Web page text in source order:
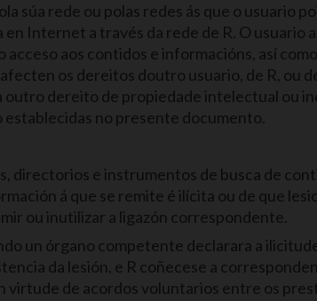
súa rede ou polas redes ás que o usuario
Internet a través da rede de R. O usuario
aos contidos e informacións, así
os dereitos doutro usuario, de R, ou
dereito de propiedade intelectual ou
establecidas no presente documento.
directorios e instrumentos de busca de
á que se remite é ilícita ou de que
ou inutilizar a ligazón correspondente.
un órgano competente declarara a
da lesión, e R coñecese a
de acordos voluntarios entre os